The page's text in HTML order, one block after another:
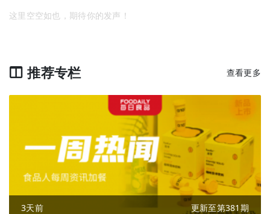
这里空空如也，期待你的发声！
推荐专栏 查看更多
3天前 更新至第381期